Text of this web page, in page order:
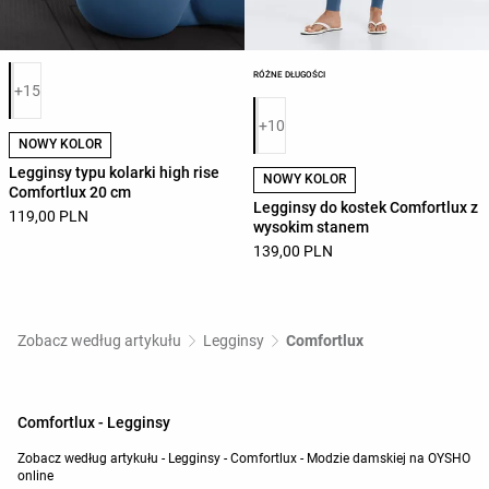
Lista kolorów produktu
+15
NOWY KOLOR
Legginsy typu kolarki high rise
Comfortlux 20 cm
119,00 PLN
RÓŻNE DŁUGOŚCI
Lista kolorów produktu
+10
NOWY KOLOR
Legginsy do kostek Comfortlux z
wysokim stanem
139,00 PLN
Zobacz według artykułu Legginsy Comfortlux
Comfortlux - Legginsy
Zobacz według artykułu - Legginsy - Comfortlux - Modzie damskiej na OYSHO
online